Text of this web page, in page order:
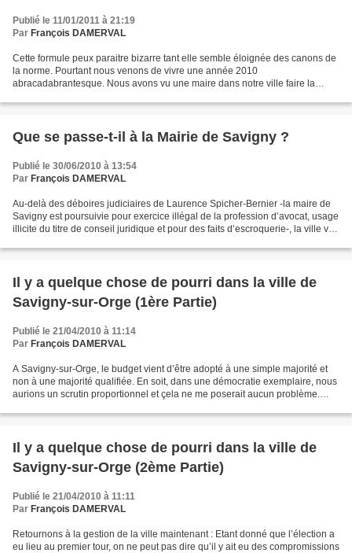
Publié le 11/01/2011 à 21:19
Par François DAMERVAL
Cette formule peux paraitre bizarre tant elle semble éloignée des canons de
la norme. Pourtant nous venons de vivre une année 2010
abracadabrantesque. Nous avons vu une maire dans notre ville faire la
Que se passe-t-il à la Mairie de Savigny ?
Publié le 30/06/2010 à 13:54
Par François DAMERVAL
Au-delà des déboires judiciaires de Laurence Spicher-Bernier -la maire de
Savigny est poursuivie pour exercice illégal de la profession d’avocat, usage
illicite du titre de conseil juridique et pour des faits d’escroquerie-, la ville vit
Il y a quelque chose de pourri dans la ville de
Savigny-sur-Orge (1ère Partie)
Publié le 21/04/2010 à 11:14
Par François DAMERVAL
A Savigny-sur-Orge, le budget vient d’être adopté à une simple majorité et
non à une majorité qualifiée. En soit, dans une démocratie exemplaire, nous
aurions un scrutin proportionnel et çela ne me poserait aucun problème.
Il y a quelque chose de pourri dans la ville de
Savigny-sur-Orge (2ème Partie)
Publié le 21/04/2010 à 11:11
Par François DAMERVAL
Retournons à la gestion de la ville maintenant : Etant donné que l’élection a
eu lieu au premier tour, on ne peut pas dire qu’il y ait eu des compromissions